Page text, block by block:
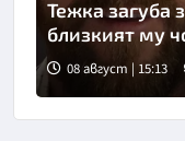
Снимка:
Тежка загуба
близкият му
08 август | 15:13